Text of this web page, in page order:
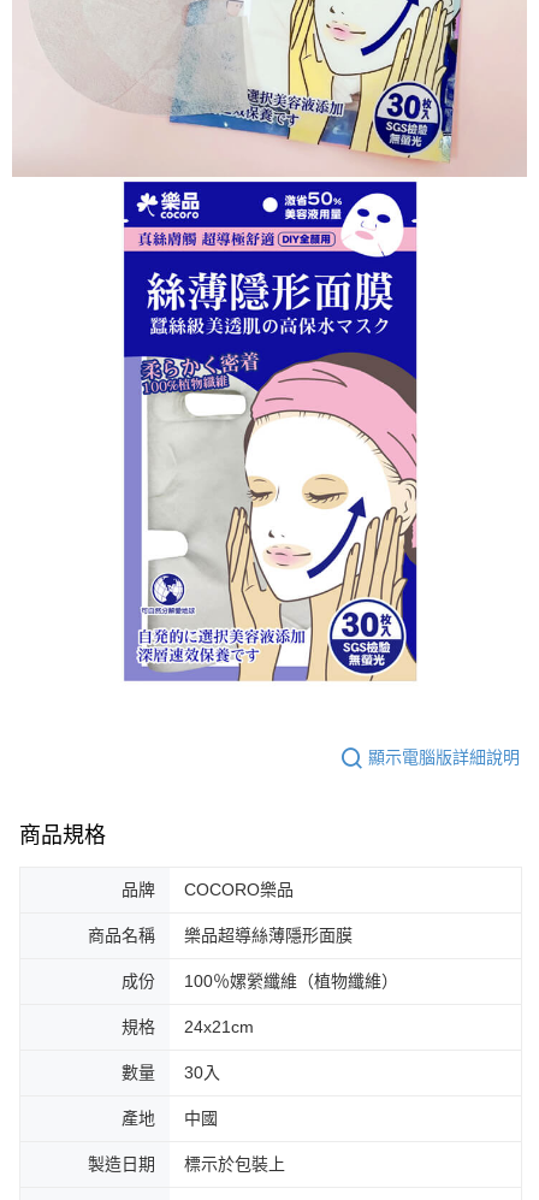
顯示電腦版詳細說明
商品規格
品牌 COCORO樂品
商品名稱 樂品超導絲薄隱形面膜
成份 100％嫘縈纖維（植物纖維）
規格 24x21cm
數量 30入
產地 中國
製造日期 標示於包裝上